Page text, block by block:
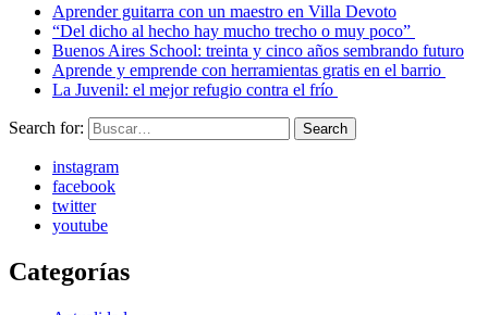
Aprender guitarra con un maestro en Villa Devoto
“Del dicho al hecho hay mucho trecho o muy poco”
Buenos Aires School: treinta y cinco años sembrando futuro
Aprende y emprende con herramientas gratis en el barrio
La Juvenil: el mejor refugio contra el frío
Search for: Search
instagram
facebook
twitter
youtube
Categorías